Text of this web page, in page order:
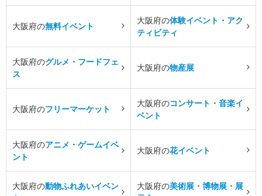
大阪府の無料イベント
大阪府の体験イベント・アク
ティビティ
大阪府のグルメ・フードフェ
ス
大阪府の物産展
大阪府のフリーマーケット
大阪府のコンサート・音楽イ
ベント
大阪府のアニメ・ゲームイベ
ント
大阪府の花イベント
大阪府の動物ふれあいイベン
大阪府の美術展・博物展・展